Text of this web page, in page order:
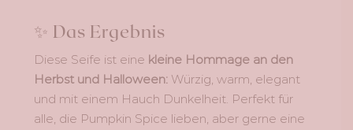
✨ Das Ergebnis
Diese Seife ist eine kleine Hommage an den
Herbst und Halloween: Würzig, warm, elegant
und mit einem Hauch Dunkelheit. Perfekt für
alle, die Pumpkin Spice lieben, aber gerne eine